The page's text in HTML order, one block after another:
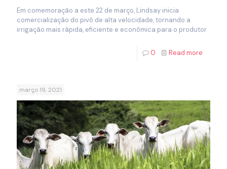
Em comemoração a este 22 de março, Lindsay inicia
comercialização do pivô de alta velocidade, tornando a
irrigação mais rápida, eficiente e econômica para o produtor
0 Read more
março 19, 2021